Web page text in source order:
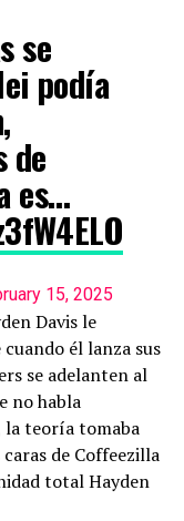
se
podía
de
es…
15, 2025
Davis le
él lanza sus
se adelanten al
no habla
teoría tomaba
de Coffeezilla
total Hayden